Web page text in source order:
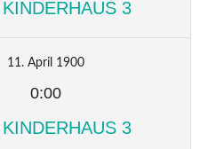
3
11. April 1900
0:00
3